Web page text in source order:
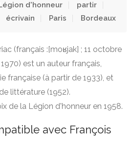
d'honneur
partir
écrivain Paris Bordeaux
(français :[moʁjak] ; 11 octobre
est un auteur français,
française (à partir de 1933), et
littérature (1952).
de la Légion d'honneur en 1958.
avec François